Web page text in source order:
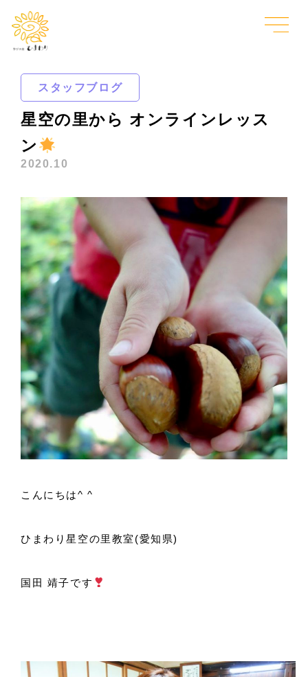
スタッフブログ
星空の里から オンラインレッス
ン
2020.10
こんにちは^ ^
ひまわり星空の里教室(愛知県)
国田 靖子です